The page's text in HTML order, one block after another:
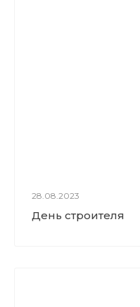
28.08.2023
День строителя